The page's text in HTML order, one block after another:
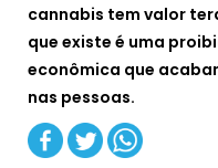
cannabis tem valor
que existe é uma
econômica que
nas pessoas.